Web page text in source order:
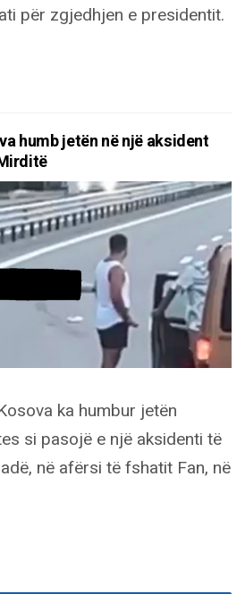
për zgjedhjen e presidentit.
humb jetën në një aksident
ka humbur jetën
si pasojë e një aksidenti të
në afërsi të fshatit Fan, në